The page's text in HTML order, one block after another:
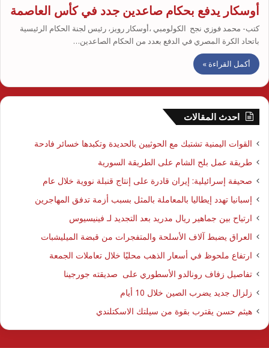
أوسكار يدفع بحكام صاعدين جدد في كأس العاصمة
كتب- محمد فوزي نجح الكولومبي ،أوسكار رويز، رئيس لجنة الحكام الرئيسية
باتحاد الكرة المصري في الدفع بعدد من الحكام الصاعدين…
أكمل القراءة »
احدث المقالات
القوات اليمنية تشتبك مع الحوثيين بالحديدة وتكبدها خسائر فادحة
طريقة عمل بلح الشام على الطريقة السورية
صحيفة إسرائيلية: إيران قادرة على إنتاج قنبلة نووية خلال عام
إسبانيا تهدد إيطاليا بالمعاملة بالمثل بسبب أزمة تدفق المهاجرين
ارتياح بين جماهير ريال مدريد بعد التجديد لـ فينيسيوس
العراق يضبط آلاف الأسلحة والمتفجرات من قبضة الميليشبات
ارتفاع ملحوظ في أسعار الذهب محليًا خلال تعاملات الجمعة
تفاصيل زفاف رونالدو الأسطوري على صديقته جورجينا
زلزال جديد يضرب الصين خلال 10 أيام
هيثم حسن يقترب بقوة من سيلتك الاسكتلندي